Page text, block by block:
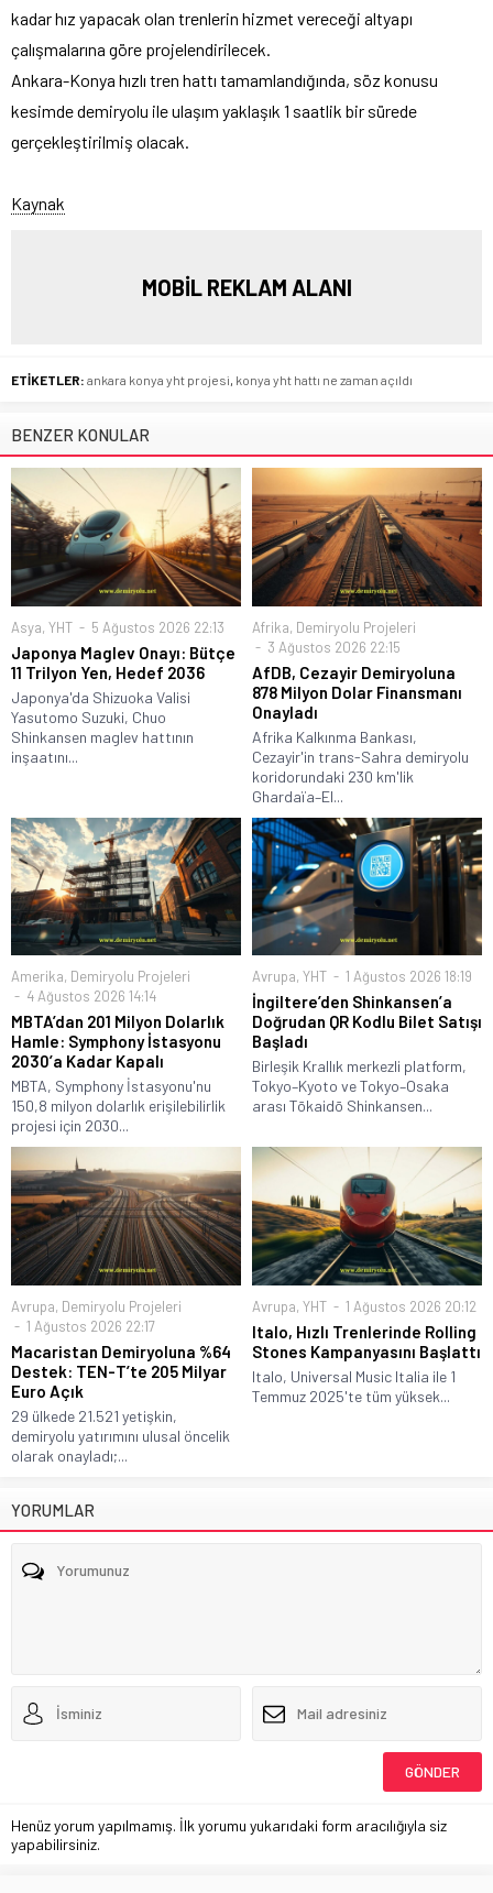
kadar hız yapacak olan trenlerin hizmet vereceği altyapı
çalışmalarına göre projelendirilecek.
Ankara-Konya hızlı tren hattı tamamlandığında, söz konusu
kesimde demiryolu ile ulaşım yaklaşık 1 saatlik bir sürede
gerçekleştirilmiş olacak.
Kaynak
MOBİL REKLAM ALANI
ETİKETLER: ankara konya yht projesi, konya yht hattı ne zaman açıldı
BENZER KONULAR
Asya, YHT 5 Ağustos 2026 22:13
Japonya Maglev Onayı: Bütçe
11 Trilyon Yen, Hedef 2036
Japonya'da Shizuoka Valisi
Yasutomo Suzuki, Chuo
Shinkansen maglev hattının
inşaatını...
Afrika, Demiryolu Projeleri
3 Ağustos 2026 22:15
AfDB, Cezayir Demiryoluna
878 Milyon Dolar Finansmanı
Onayladı
Afrika Kalkınma Bankası,
Cezayir'in trans-Sahra demiryolu
koridorundaki 230 km'lik
Ghardaïa–El...
Amerika, Demiryolu Projeleri
4 Ağustos 2026 14:14
MBTA’dan 201 Milyon Dolarlık
Hamle: Symphony İstasyonu
2030’a Kadar Kapalı
MBTA, Symphony İstasyonu'nu
150,8 milyon dolarlık erişilebilirlik
projesi için 2030...
Avrupa, YHT 1 Ağustos 2026 18:19
İngiltere’den Shinkansen’a
Doğrudan QR Kodlu Bilet Satışı
Başladı
Birleşik Krallık merkezli platform,
Tokyo–Kyoto ve Tokyo–Osaka
arası Tōkaidō Shinkansen...
Avrupa, Demiryolu Projeleri
1 Ağustos 2026 22:17
Macaristan Demiryoluna %64
Destek: TEN-T’te 205 Milyar
Euro Açık
29 ülkede 21.521 yetişkin,
demiryolu yatırımını ulusal öncelik
olarak onayladı;...
Avrupa, YHT 1 Ağustos 2026 20:12
Italo, Hızlı Trenlerinde Rolling
Stones Kampanyasını Başlattı
Italo, Universal Music Italia ile 1
Temmuz 2025'te tüm yüksek...
YORUMLAR
Henüz yorum yapılmamış. İlk yorumu yukarıdaki form aracılığıyla siz
yapabilirsiniz.